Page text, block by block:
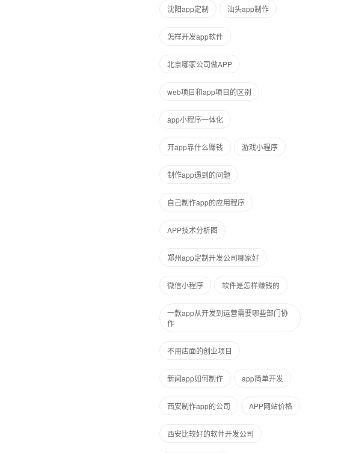
沈阳app定制 汕头app制作
怎样开发app软件
北京哪家公司做APP
web项目和app项目的区别
app小程序一体化
开app靠什么赚钱 游戏小程序
制作app遇到的问题
自己制作app的应用程序
APP技术分析图
郑州app定制开发公司哪家好
微信小程序 软件是怎样赚钱的
一款app从开发到运营需要哪些部门协
作
不用店面的创业项目
新闻app如何制作 app简单开发
西安制作app的公司 APP网站价格
西安比较好的软件开发公司